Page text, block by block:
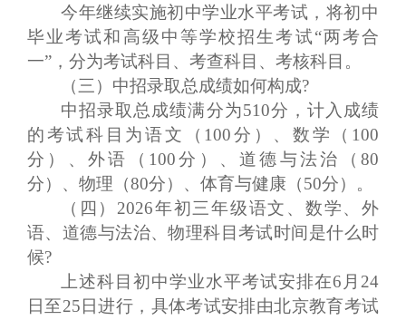
今年继续实施初中学业水平考试，将初中
毕业考试和高级中等学校招生考试“两考合
一”，分为考试科目、考查科目、考核科目。
（三）中招录取总成绩如何构成?
中招录取总成绩满分为510分，计入成绩
的考试科目为语文（100分）、数学（100
分）、外语（100分）、道德与法治（80
分）、物理（80分）、体育与健康（50分）。
（ 四 ） 2026年初三年级语文、数学、外
语、道德与法治、物理科目考试时间是什么时
候?
上述科目 初中学业水平考试安排在6月24
日至25日进行，具体考试安排由北京教育考试